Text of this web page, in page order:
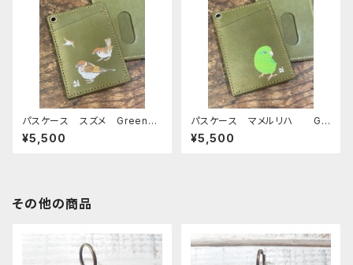
パスケース スズメ Green
グリーン 雀 すずめ 栃木レ
ザー
¥5,500
パスケース マメルリハ Gr
een グリーン まめるりは
栃木レザー
¥5,500
その他の商品